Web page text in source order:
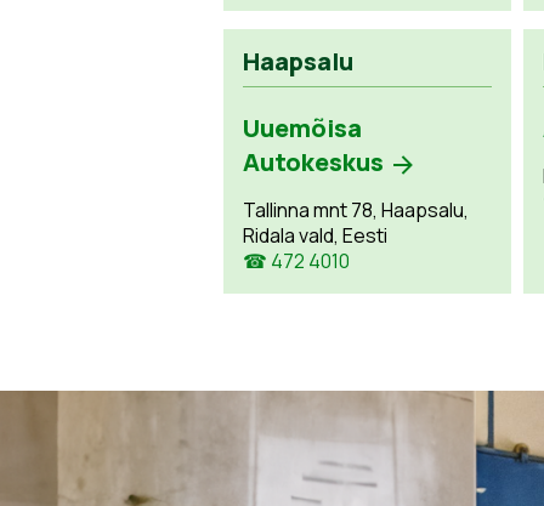
Haapsalu
Uuemõisa
Autokeskus
Tallinna mnt 78, Haapsalu,
Ridala vald, Eesti
☎ 472 4010